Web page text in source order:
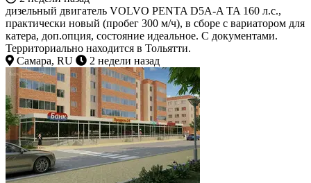
дизельный двигатель VOLVO PENTA D5A-A TA 160 л.с.,
практически новый (пробег 300 м/ч), в сборе с вариатором для
катера, доп.опция, состояние идеальное. С документами.
Территориально находится в Тольятти.
Самара, RU
2 недели назад